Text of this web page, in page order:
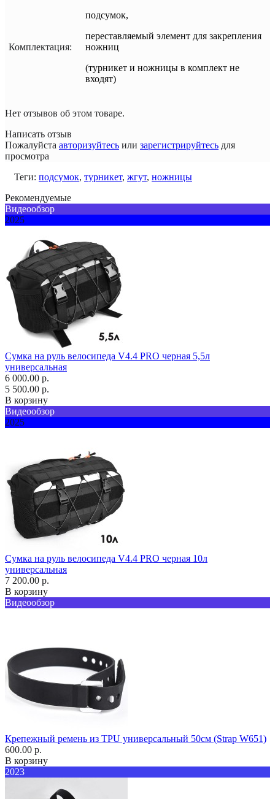
Комплектация:
подсумок,
переставляемый элемент для закрепления
ножниц
(турникет и ножницы в комплект не
входят)
Нет отзывов об этом товаре.
Написать отзыв
Пожалуйста авторизуйтесь или зарегистрируйтесь для
просмотра
Теги: подсумок, турникет, жгут, ножницы
Рекомендуемые
Видеообзор
2025
Сумка на руль велосипеда V4.4 PRO черная 5,5л
универсальная
6 000.00 р.
5 500.00 р.
В корзину
Видеообзор
2025
Сумка на руль велосипеда V4.4 PRO черная 10л
универсальная
7 200.00 р.
В корзину
Видеообзор
Крепежный ремень из TPU универсальный 50см (Strap W651)
600.00 р.
В корзину
2023